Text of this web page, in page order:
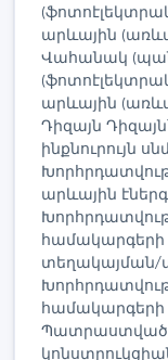
արևային
Վահանակ
արևային
Դիզայն
ինքնուրույն
արևային
համակարգերի
տեղակայման/
համակարգերի